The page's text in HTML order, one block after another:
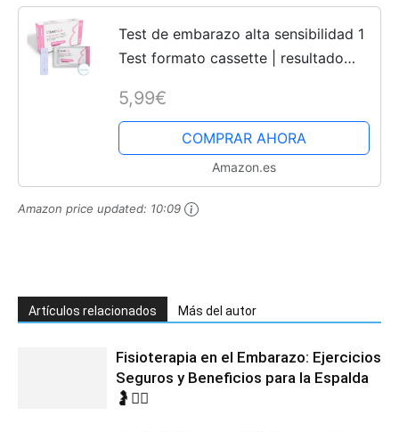
Test de embarazo alta sensibilidad 1
Test formato cassette | resultado
temprana confiable e inteligente
5,99€
COMPRAR AHORA
Amazon.es
Amazon price updated: 10:09
Artículos relacionados Más del autor
Fisioterapia en el Embarazo: Ejercicios
Seguros y Beneficios para la Espalda
🤰💆‍♀️